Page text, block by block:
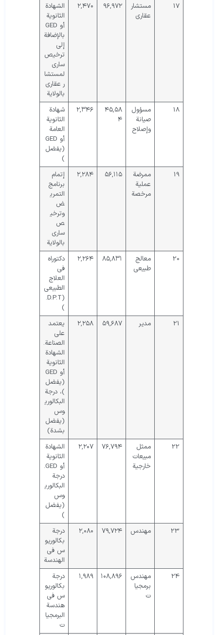
17
مستشار
عقاري
۹۶,۹۷۲ ۲,۴۷۰
الشهادة
الثانوية
أو GED
بالإضافة
إلى
ترخيص
ساري
لمستشا
ر عقاري
بالولاية
18
مسؤول
صيانة
وإصلاح
۴۵,۵۸
۴
۲,۳۴۶
شهادة
الثانوية
العامة
أو GED
(يفضل
)
19
ممرضة
عملية
مرخصة
۵۶,۱۱۵ ۲,۲۸۴
إتمام
برنامج
التمري
ض
وترخي
ص
ساري
بالولاية
20
معالج
طبيعي
۸۵,۸۳۱ ۲,۲۶۴
دكتوراه
في
العلاج
الطبيعي
(D.P.T.
)
21
مدير ۵۹,۶۸۷ ۲,۲۵۸
يعتمد
على
الصناعة.
الشهادة
الثانوية
أو GED
(يفضل
)، درجة
البكالوري
وس
(يفضل
بشدة)
22
ممثل
مبيعات
خارجية
۷۶,۷۹۴ ۲,۲۰۷
الشهادة
الثانوية
أو GED.
درجة
البكالوري
وس
(يفضل
)
23
مهندس ۷۹,۷۲۴ ۲,۰۸۰
درجة
بكالوريو
س في
الهندسة
24
مهندس
برمجيا
ت
۱۰۸,۸۹۶ ۱,۹۸۹
درجة
بكالوريو
س في
هندسة
البرمجيا
ت